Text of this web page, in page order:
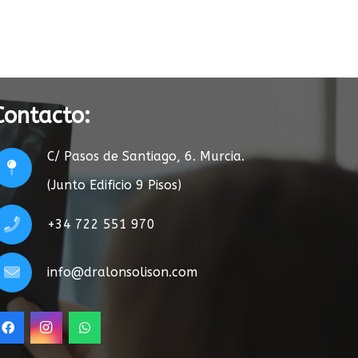
C/ Pasos de Santiago, 6. Murcia.
(Junto Edificio 9 Pisos)
+34 722 551 970
info@dralonsolison.com